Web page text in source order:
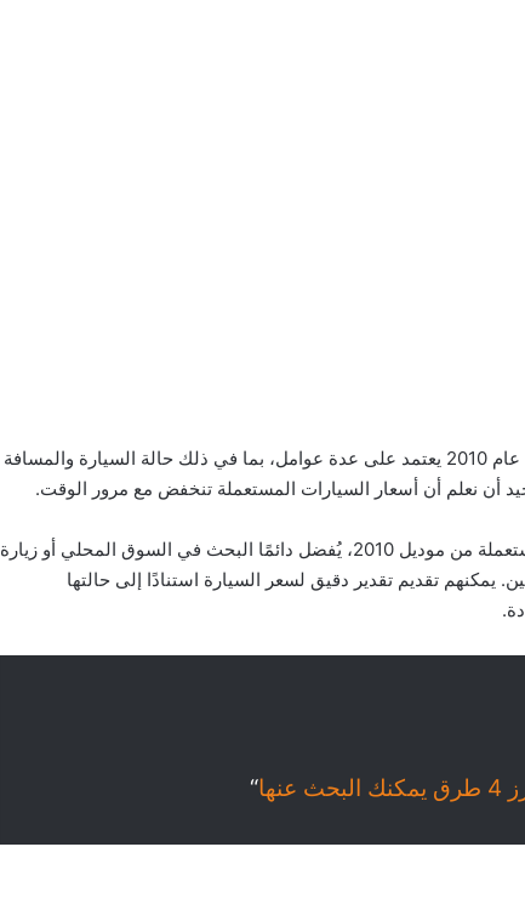
اسعار عربيات كيا سيراتو المستعملة من موديل عام 2010 يعتمد على عدة عوامل، بما في ذلك حالة السيارة والمسافة
أن نعلم أن أسعار السيارات المستعملة تنخفض مع مرور الوقت.
للحصول على سعر محدد لسيارة كيا سيراتو مستعملة من موديل 2010، يُفضل دائمًا البحث في السوق المحلي أو زيارة
يمكنهم تقديم تقدير دقيق لسعر السيارة استنادًا إلى حالتها
“